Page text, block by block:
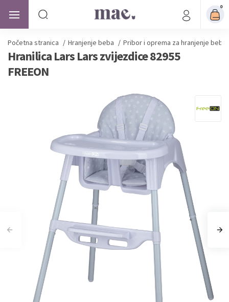
0
Početna stranica / Hranjenje beba / Pribor i oprema za hranjenje beba
Hranilica Lars Lars zvijezdice 82955
FREEON